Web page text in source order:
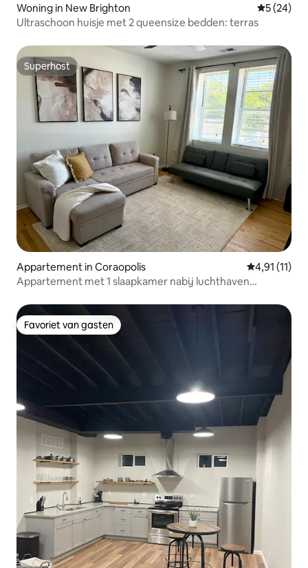
Woning in New Brighton
5 (24)
Ultraschoon huisje met 2 queensize bedden: terras
Superhost
Superhost
Appartement in Coraopolis Gemiddelde
4,91 (11)
Appartement met 1 slaapkamer nabij luchthaven
Favoriet van gasten
Favoriet van gasten